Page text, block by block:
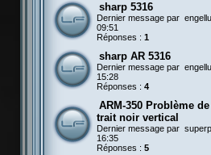
sharp 5316
Dernier message par
09:51
Réponses : 1
sharp AR 5316
Dernier message par
15:28
Réponses : 4
ARM-350 Problème
trait noir vertical
Dernier message par
16:35
Réponses : 5